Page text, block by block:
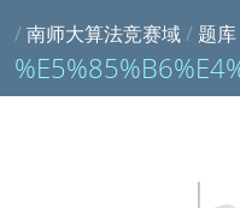
/南师大算法竞赛域/ 题库